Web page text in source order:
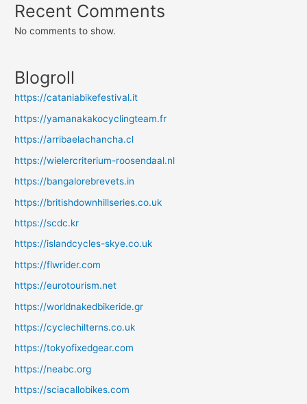
Recent Comments
No comments to show.
Blogroll
https://cataniabikefestival.it
https://yamanakakocyclingteam.fr
https://arribaelachancha.cl
https://wielercriterium-roosendaal.nl
https://bangalorebrevets.in
https://britishdownhillseries.co.uk
https://scdc.kr
https://islandcycles-skye.co.uk
https://flwrider.com
https://eurotourism.net
https://worldnakedbikeride.gr
https://cyclechilterns.co.uk
https://tokyofixedgear.com
https://neabc.org
https://sciacallobikes.com